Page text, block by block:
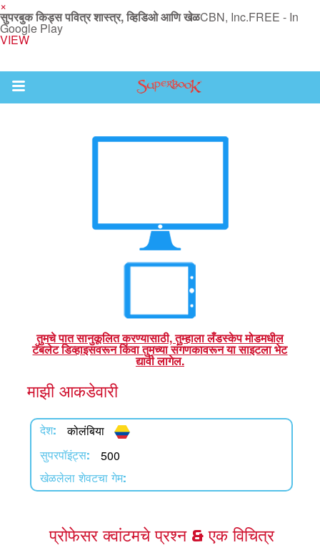
×
सुपरबुक किड्स पवित्र शास्त्र, व्हिडिओ आणि खेळCBN, Inc.FREE - In
Google Play
VIEW
Return to Content
पवित्र शास्त्र अॅप
तुमचे पात सानुकूलित करण्यासाठी, तुम्हाला लँडस्केप मोडमधील
टॅबलेट डिव्हाइसवरून किंवा तुमच्या संगणकावरून या साइटला भेट
द्यावी लागेल.
माझी आकडेवारी
देश: कोलंबिया
सुपरपॉइंट्स: 500
खेळलेला शेवटचा गेम:
प्रोफेसर क्वांटमचे प्रश्न & एक विचित्र